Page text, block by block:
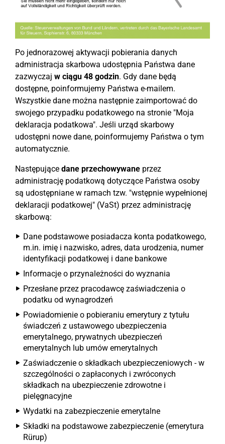
Po jednorazowej aktywacji pobierania danych
administracja skarbowa udostępnia Państwa dane
zazwyczaj w ciągu 48 godzin. Gdy dane będą
dostępne, poinformujemy Państwa e-mailem.
Wszystkie dane można następnie zaimportować do
swojego przypadku podatkowego na stronie "Moja
deklaracja podatkowa". Jeśli urząd skarbowy
udostępni nowe dane, poinformujemy Państwa o tym
automatycznie.
Następujące dane przechowywane przez
administrację podatkową dotyczące Państwa osoby
są udostępniane w ramach tzw. "wstępnie wypełnionej
deklaracji podatkowej" (VaSt) przez administrację
skarbową:
Dane podstawowe posiadacza konta podatkowego,
m.in. imię i nazwisko, adres, data urodzenia, numer
identyfikacji podatkowej i dane bankowe
Informacje o przynależności do wyznania
Przesłane przez pracodawcę zaświadczenia o
podatku od wynagrodzeń
Powiadomienie o pobieraniu emerytury z tytułu
świadczeń z ustawowego ubezpieczenia
emerytalnego, prywatnych ubezpieczeń
emerytalnych lub umów emerytalnych
Zaświadczenie o składkach ubezpieczeniowych - w
szczególności o zapłaconych i zwróconych
składkach na ubezpieczenie zdrowotne i
pielęgnacyjne
Wydatki na zabezpieczenie emerytalne
Składki na podstawowe zabezpieczenie (emerytura
Rürup)